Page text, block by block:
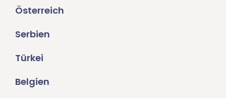
Österreich
Serbien
Türkei
Belgien